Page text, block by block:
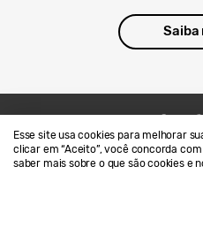
Esse site usa cookies para melhorar
clicar em “Aceito”, você concorda
saber mais sobre o que são cookies e
Saiba
Contato
Termos de Uso